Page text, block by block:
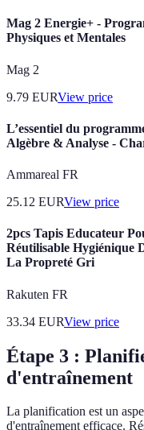
Mag 2 Energie+ -
Physiques et Mentales
Mag 2
9.79 EURView price
L’essentiel du
Algèbre & Analyse -
Ammareal FR
25.12 EURView price
2pcs Tapis Educateur
Réutilisable Hygiénique
La Propreté Gri
Rakuten FR
33.34 EURView price
Étape 3 :
d'entraînement
La planification est un
d'entraînement efficace.